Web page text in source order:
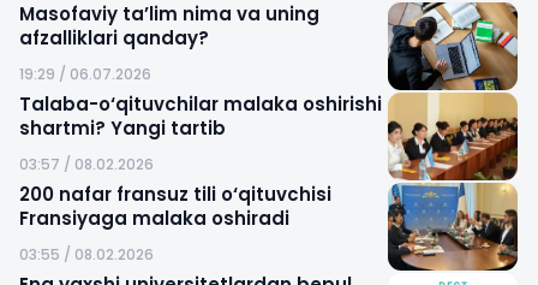
Masofaviy ta’lim nima va uning
afzalliklari qanday?
19:29 / 06.07.2026
Talaba-o‘qituvchilar malaka oshirishi
shartmi? Yangi tartib
03:57 / 08.02.2026
200 nafar fransuz tili o‘qituvchisi
Fransiyaga malaka oshiradi
03:55 / 08.02.2026